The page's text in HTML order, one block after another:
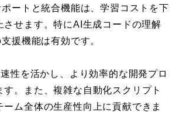
ポートと統合機能は、学習コストを下
させます。特にAI生成コードの理解
援機能は有効です。
性を活かし、より効率的な開発プロ
す。また、複雑な自動化スクリプト
ム全体の生産性向上に貢献できま